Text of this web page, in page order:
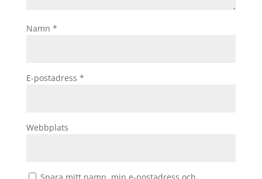
Namn *
E-postadress *
Webbplats